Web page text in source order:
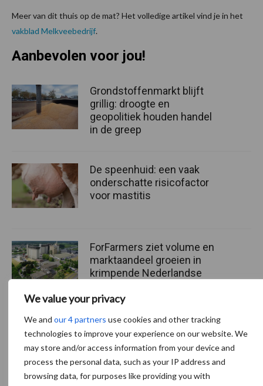
We value your privacy
We and our 4 partners use cookies and other tracking
technologies to improve your experience on our website. We
may store and/or access information from your device and
process the personal data, such as your IP address and
browsing data, for purposes like providing you with
Meer van dit thuis op de mat? Het volledige artikel vind je in het
vakblad Melkveebedrijf.
Aanbevolen voor jou!
Grondstoffenmarkt blijft
grillig: droogte en
geopolitiek houden handel
in de greep
De speenhuid: een vaak
onderschatte risicofactor
voor mastitis
ForFarmers ziet volume en
marktaandeel groeien in
krimpende Nederlandse
Themapagina's
Diergezondheid Bemesting Fokkerij